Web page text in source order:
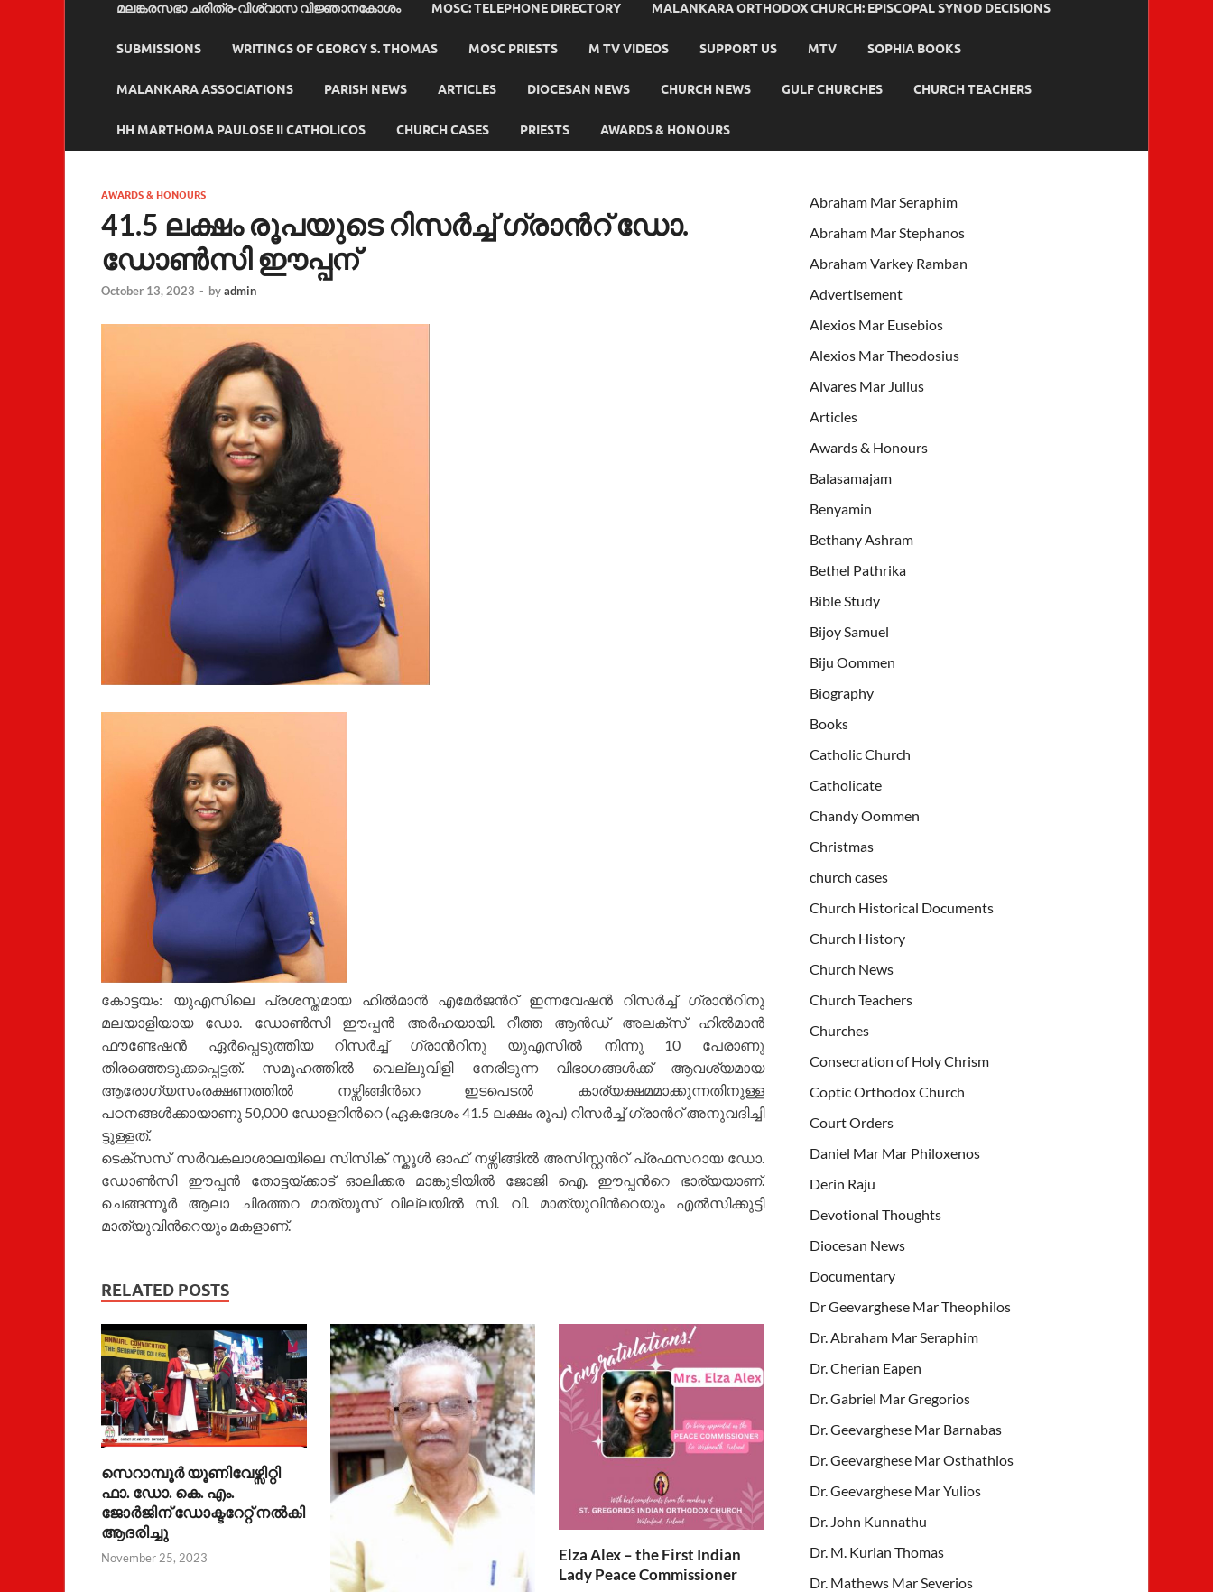
മലങ്കരസഭാ ചരിത്ര-വിശ്വാസ വിജ്ഞാനകോശം MOSC: TELEPHONE DIRECTORY MALANKARA ORTHODOX CHURCH: EPISCOPAL SYNOD DECISIONS
SUBMISSIONS WRITINGS OF GEORGY S. THOMAS MOSC PRIESTS M TV VIDEOS SUPPORT US MTV SOPHIA BOOKS
MALANKARA ASSOCIATIONS PARISH NEWS ARTICLES DIOCESAN NEWS CHURCH NEWS GULF CHURCHES CHURCH TEACHERS
HH MARTHOMA PAULOSE II CATHOLICOS CHURCH CASES PRIESTS AWARDS & HONOURS
AWARDS & HONOURS
41.5 ലക്ഷം രൂപയുടെ റിസര്‍ച്ച് ഗ്രാന്‍റ് ഡോ.
ഡോണ്‍സി ഈപ്പന്
October 13, 2023 - byadmin
കോട്ടയം: യുഎസിലെ പ്രശസ്തമായ ഹില്മാന്എമേര്ജന്റ് ഇന്നവേഷന്റിസര്ച്ച് ഗ്രാന്റിനു
മലയാളിയായ ഡോ. ഡോണ്സി ഈപ്പന് അര്ഹയായി. റീത്ത ആന്ഡ് അലക്സ് ഹില്മാന്
ഫൗണ്ടേഷന് ഏര്പ്പെടുത്തിയ റിസര്ച്ച് ഗ്രാന്റിനു യുഎസില് നിന്നു 10 പേരാണു
തിരഞ്ഞെടുക്കപ്പെട്ടത്. സമൂഹത്തില് വെല്ലുവിളി നേരിടുന്ന വിഭാഗങ്ങള്ക്ക് ആവശ്യമായ
ആരോഗ്യസംരക്ഷണത്തില് നഴ്സിങ്ങിന്റെ ഇടപെടല് കാര്യക്ഷമമാക്കുന്നതിനുള്ള
പഠനങ്ങള്ക്കായാണു 50,000 ഡോളറിന്റെ (ഏകദേശം 41.5 ലക്ഷം രൂപ) റിസര്ച്ച് ഗ്രാന്റ് അനുവദിച്ചി
ട്ടുള്ളത്.
ടെക്സസ് സര്വകലാശാലയിലെ സിസിക് സ്കൂള്ഓഫ് നഴ്സിങ്ങില്അസിസ്റ്റന്റ് പ്രഫസറായ ഡോ.
ഡോണ്സി ഈപ്പന്തോട്ടയ്ക്കാട് ഓലിക്കര മാങ്കുടിയില് ജോജി ഐ. ഈപ്പന്റെ ഭാര്യയാണ്.
ചെങ്ങന്നൂര്ആലാ ചിരത്തറ മാത്യൂസ് വില്ലയില് സി. വി. മാത്യുവിന്റെയും എല്സിക്കുട്ടി
മാത്യുവിന്റെയും മകളാണ്.
RELATED POSTS
സെറാമ്പൂര്‍ യൂണിവേഴ്സിറ്റി
ഫാ. ഡോ. കെ. എം.
ജോര്‍ജിന് ഡോക്ടറേറ്റ് നല്‍കി
ആദരിച്ചു
November 25, 2023
Elza Alex – the First Indian
Lady Peace Commissioner
Abraham Mar Seraphim
Abraham Mar Stephanos
Abraham Varkey Ramban
Advertisement
Alexios Mar Eusebios
Alexios Mar Theodosius
Alvares Mar Julius
Articles
Awards & Honours
Balasamajam
Benyamin
Bethany Ashram
Bethel Pathrika
Bible Study
Bijoy Samuel
Biju Oommen
Biography
Books
Catholic Church
Catholicate
Chandy Oommen
Christmas
church cases
Church Historical Documents
Church History
Church News
Church Teachers
Churches
Consecration of Holy Chrism
Coptic Orthodox Church
Court Orders
Daniel Mar Mar Philoxenos
Derin Raju
Devotional Thoughts
Diocesan News
Documentary
Dr Geevarghese Mar Theophilos
Dr. Abraham Mar Seraphim
Dr. Cherian Eapen
Dr. Gabriel Mar Gregorios
Dr. Geevarghese Mar Barnabas
Dr. Geevarghese Mar Osthathios
Dr. Geevarghese Mar Yulios
Dr. John Kunnathu
Dr. M. Kurian Thomas
Dr. Mathews Mar Severios